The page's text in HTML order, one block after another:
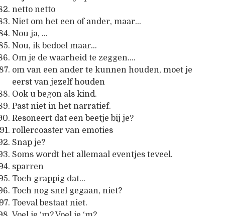
netto netto
Niet om het een of ander, maar…
Nou ja, …
Nou, ik bedoel maar…
Om je de waarheid te zeggen….
om van een ander te kunnen houden, moet je
eerst van jezelf houden
Ook u begon als kind.
Past niet in het narratief.
Resoneert dat een beetje bij je?
rollercoaster van emoties
Snap je?
Soms wordt het allemaal eventjes teveel.
sparren
Toch grappig dat…
Toch nog snel gegaan, niet?
Toeval bestaat niet.